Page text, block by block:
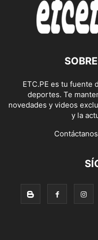
ETC.PE es tu fuente
deportes. Te
novedades y videos
y la